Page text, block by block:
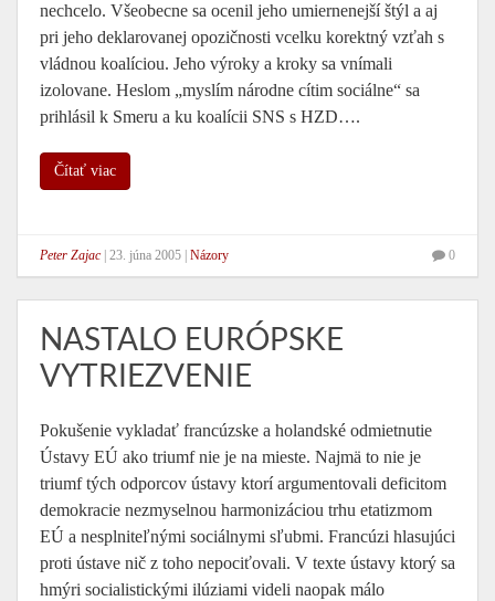
nechcelo. Všeobecne sa ocenil jeho umiernenejší štýl a aj
pri jeho deklarovanej opozičnosti vcelku korektný vzťah s
vládnou koalíciou. Jeho výroky a kroky sa vnímali
izolovane. Heslom „myslím národne cítim sociálne“ sa
prihlásil k Smeru a ku koalícii SNS s HZD….
Čítať viac
Peter Zajac| 23. júna 2005 Názory 0
NASTALO EURÓPSKE
VYTRIEZVENIE
Pokušenie vykladať francúzske a holandské odmietnutie
Ústavy EÚ ako triumf nie je na mieste. Najmä to nie je
triumf tých odporcov ústavy ktorí argumentovali deficitom
demokracie nezmyselnou harmonizáciou trhu etatizmom
EÚ a nesplniteľnými sociálnymi sľubmi. Francúzi hlasujúci
proti ústave nič z toho nepociťovali. V texte ústavy ktorý sa
hmýri socialistickými ilúziami videli naopak málo